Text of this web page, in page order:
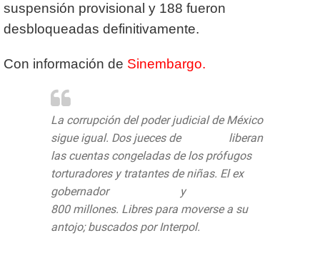
suspensión provisional y 188 fueron
desbloqueadas definitivamente.
Con información de Sinembargo.
La corrupción del poder judicial de México
sigue igual. Dos jueces de
liberan
las cuentas congeladas de los prófugos
torturadores y tratantes de niñas. El ex
gobernador
y
800 millones. Libres para moverse a su
antojo; buscados por Interpol.